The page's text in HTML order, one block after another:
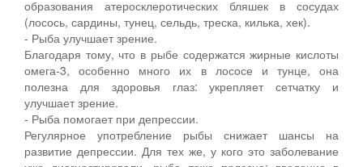
образования атеросклеротических бляшек в сосудах
(лосось, сардины, тунец, сельдь, треска, килька, хек).
- Рыба улучшает зрение.
Благодаря тому, что в рыбе содержатся жирные кислоты
омега-3, особенно много их в лососе и тунце, она
полезна для здоровья глаз: укрепляет сетчатку и
улучшает зрение.
- Рыба помогает при депрессии.
Регулярное употребление рыбы снижает шансы на
развитие депрессии. Для тех же, у кого это заболевание